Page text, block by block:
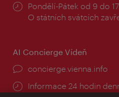
Provozní
doba:
Pondělí-Pátek od 9 do
O státních svátcích
AI Concierge Vídeň
concierge.vienna.info
Informace 24 hodin